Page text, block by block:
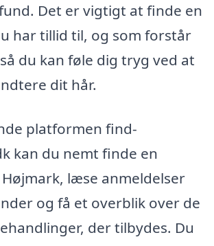
Det er vigtigt at finde en
har tillid til, og som forstår
du kan føle dig tryg ved at
dit hår.
platformen find-
kan du nemt finde en
læse anmeldelser
og få et overblik over de
der tilbydes. Du